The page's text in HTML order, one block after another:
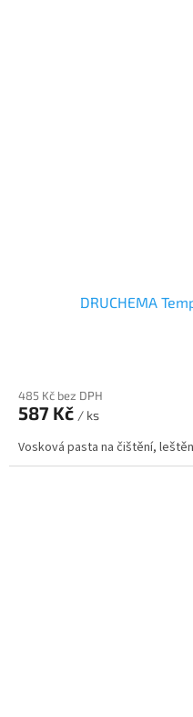
DRUCHEMA
485 Kč bez DPH
587 Kč / ks
Vosková pasta na čištění,